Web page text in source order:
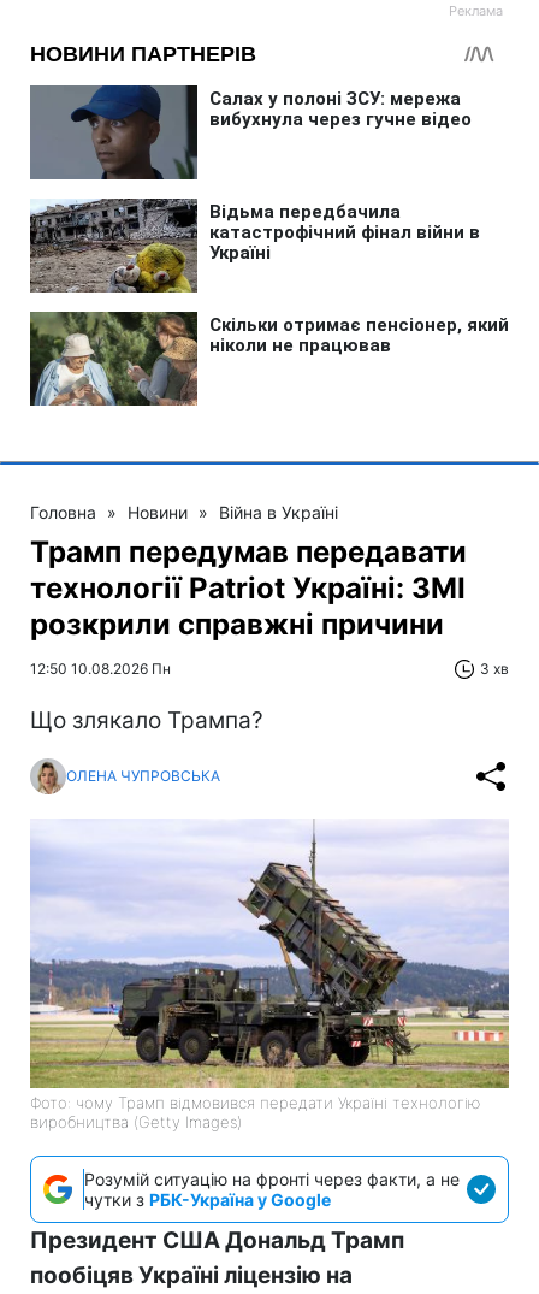
Головна » Новини » Війна в Україні
Трамп передумав передавати
технології Patriot Україні: ЗМІ
розкрили справжні причини
12:50 10.08.2026 Пн 3 хв
Що злякало Трампа?
ОЛЕНА ЧУПРОВСЬКА
Фото: чому Трамп відмовився передати Україні технологію
виробництва (Getty Images)
Розумій ситуацію на фронті через факти, а не
чутки з РБК-Україна у Google
Президент США Дональд Трамп
пообіцяв Україні ліцензію на